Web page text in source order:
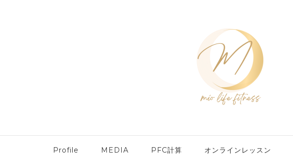
Profile MEDIA PFC計算 オンラインレッスン